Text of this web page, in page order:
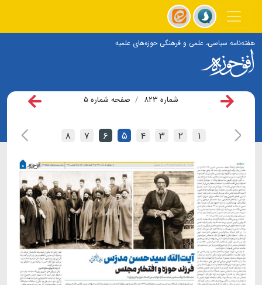
هفته‌نامه سیاسی، علمی و فرهنگی حوزه‌های علمیه
شماره ۸۲۳ صفحه شماره ۵
۱ ۲ ۳ ۴ ۵ ۶ ۷ ۸